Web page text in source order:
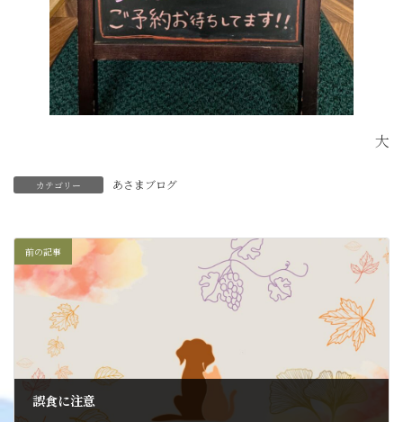
大
カテゴリー あさまブログ
前の記事
誤食に注意